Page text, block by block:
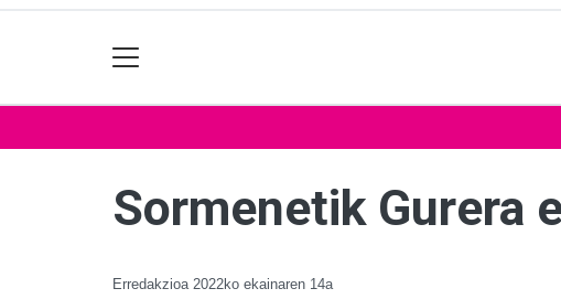
Sormenetik Gurera
Erredakzioa 2022ko ekainaren 14a